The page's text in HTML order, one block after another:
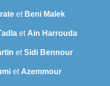
et Beni Malek
et Ain Harrouda
etSidi Bennour
et Azemmour